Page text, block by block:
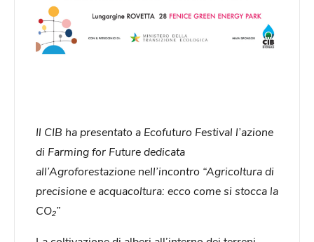
Il CIB ha presentato a Ecofuturo Festival l’azione
di Farming for Future dedicata
all’Agroforestazione nell’incontro “Agricoltura di
precisione e acquacoltura: ecco come si stocca la
CO₂”